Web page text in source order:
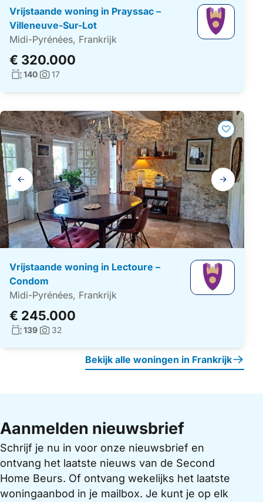
Vrijstaande woning in Prayssac –
Villeneuve-Sur-Lot
Midi-Pyrénées, Frankrijk
€ 320.000
Woonoppervlakte:
140Foto's:
17
Galerij
navigatie
Vrijstaande woning in Lectoure –
Condom
Midi-Pyrénées, Frankrijk
€ 245.000
Woonoppervlakte:
139 Foto's:
32
Bekijk alle woningen in Frankrijk
Aanmelden nieuwsbrief
Schrijf je nu in voor onze nieuwsbrief en
ontvang het laatste nieuws van de Second
Home Beurs. Of ontvang wekelijks het laatste
woningaanbod in je mailbox. Je kunt je op elk